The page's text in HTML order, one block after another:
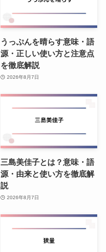
うっぷんを晴らす意味・語
源・正しい使い方と注意点
を徹底解説
2026年8月7日
三島美佳子とは？意味・語
源・由来と使い方を徹底解
説
2026年8月7日